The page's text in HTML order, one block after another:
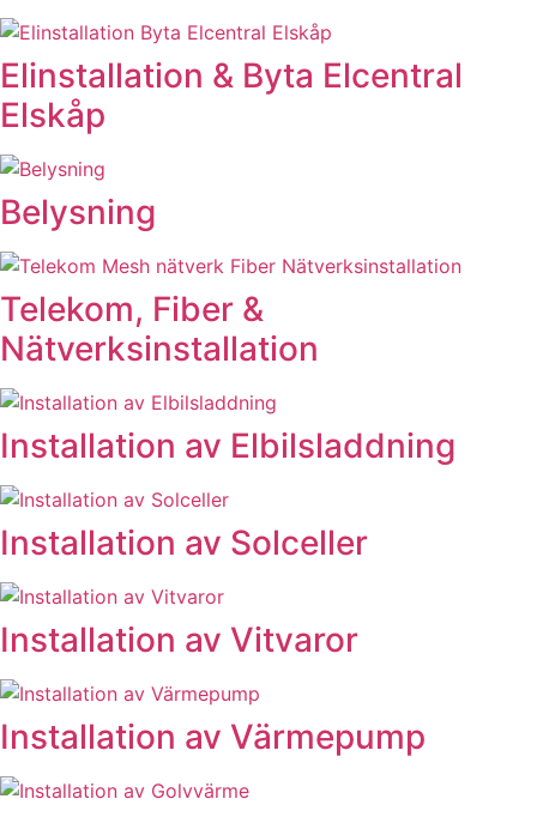
Elinstallation & Byta Elcentral
Elskåp
Belysning
Telekom, Fiber &
Nätverksinstallation
Installation av Elbilsladdning
Installation av Solceller
Installation av Vitvaror
Installation av Värmepump